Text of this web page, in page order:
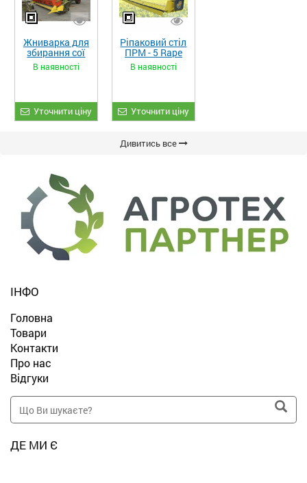
Жниварка для
збирання сої
та гороху
«ETTARO»
В наявності
Уточнити ціну
Ріпаковий стіл
ПРМ - 5 Rape
Fiore
В наявності
Уточнити ціну
Дивитись все
ІНФО
Головна
Товари
Контакти
Про нас
Відгуки
ДЕ МИ Є